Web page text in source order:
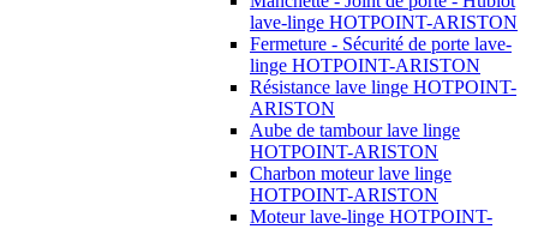
lave-linge HOTPOINT-ARISTON
Fermeture - Sécurité de porte lave-
linge HOTPOINT-ARISTON
Résistance lave linge HOTPOINT-
ARISTON
Aube de tambour lave linge
HOTPOINT-ARISTON
Charbon moteur lave linge
HOTPOINT-ARISTON
Moteur lave-linge HOTPOINT-